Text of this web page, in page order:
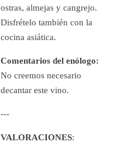
ostras, almejas y cangrejo.
Disfrételo también con la
cocina asiática.
Comentarios del enólogo:
No creemos necesario
decantar este vino.
---
VALORACIONES: